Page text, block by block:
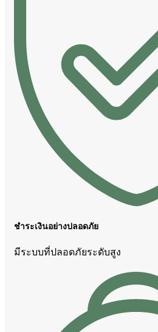
ชำระเงินอย่างปลอดภัย
มีระบบที่ปลอดภัยระดับสูง